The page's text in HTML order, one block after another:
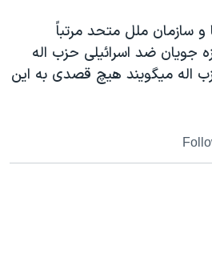
نوبل صلح
و سازمان ملل متحد مرتباً
جويان ضد اسرائيلی حزب اله
اله ميگويند هيچ قصدی به اين